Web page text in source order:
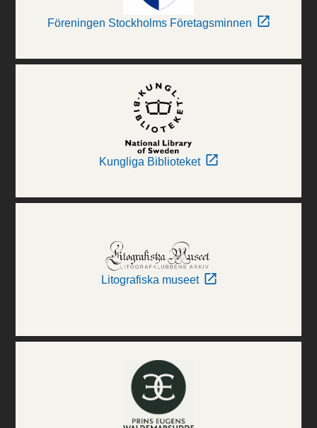
Föreningen Stockholms Företagsminnen
Kungliga Biblioteket
Litografiska museet